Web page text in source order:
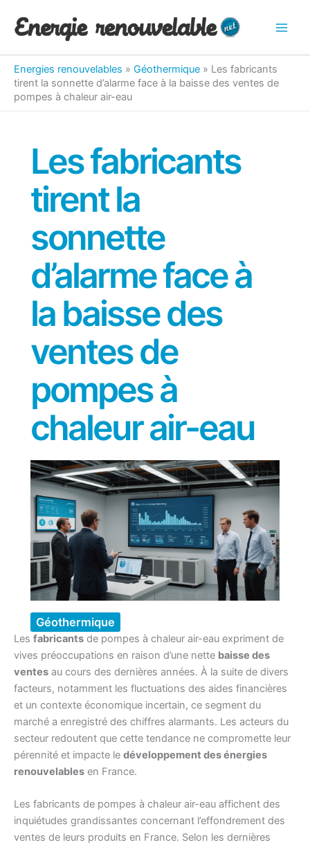
Energies renouvelables » Géothermique » Les fabricants
tirent la sonnette d’alarme face à la baisse des ventes de
pompes à chaleur air-eau
Les fabricants
tirent la
sonnette
d’alarme face à
la baisse des
ventes de
pompes à
chaleur air-eau
Géothermique
Les fabricants de pompes à chaleur air-eau expriment de
vives préoccupations en raison d’une nette baisse des
ventes au cours des dernières années. À la suite de divers
facteurs, notamment les fluctuations des aides financières
et un contexte économique incertain, ce segment du
marché a enregistré des chiffres alarmants. Les acteurs du
secteur redoutent que cette tendance ne compromette leur
pérennité et impacte le développement des énergies
renouvelables en France.
Les fabricants de pompes à chaleur air-eau affichent des
inquiétudes grandissantes concernant l’effondrement des
ventes de leurs produits en France. Selon les dernières